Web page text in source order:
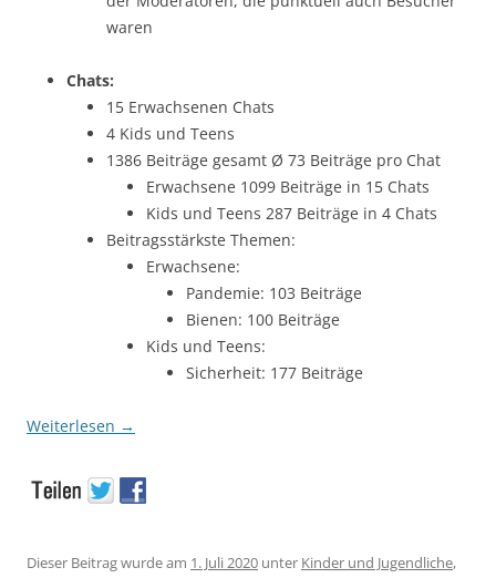
waren
Chats:
15 Erwachsenen Chats
4 Kids und Teens
1386 Beiträge gesamt Ø 73 Beiträge pro Chat
Erwachsene 1099 Beiträge in 15 Chats
Kids und Teens 287 Beiträge in 4 Chats
Beitragsstärkste Themen:
Erwachsene:
Pandemie: 103 Beiträge
Bienen: 100 Beiträge
Kids und Teens:
Sicherheit: 177 Beiträge
Weiterlesen →
Dieser Beitrag wurde am 1. Juli 2020 unter Kinder und Jugendliche,